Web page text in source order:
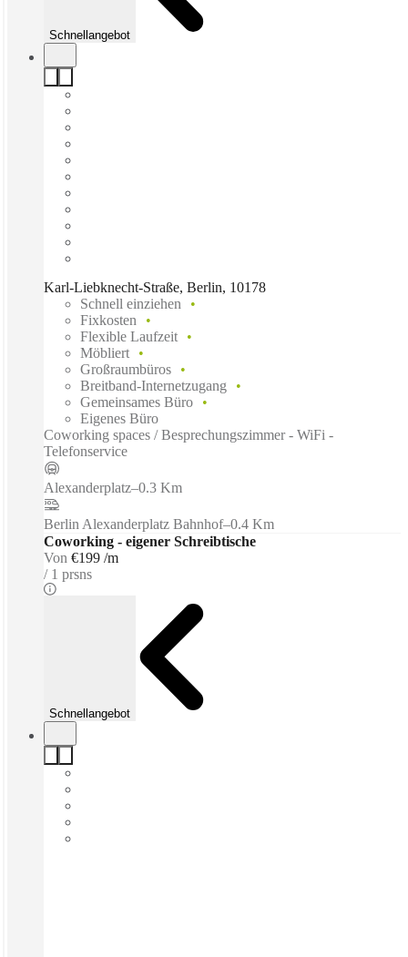
Schnellangebot
Karl-Liebknecht-Straße, Berlin, 10178
Schnell einziehen
Fixkosten
Flexible Laufzeit
Möbliert
Großraumbüros
Breitband-Internetzugang
Gemeinsames Büro
Eigenes Büro
Coworking spaces / Besprechungszimmer - WiFi -
Telefonservice
Alexanderplatz–0.3 Km
Berlin Alexanderplatz Bahnhof–0.4 Km
Coworking - eigener Schreibtische
Von €199 /m
1 prsns
Schnellangebot